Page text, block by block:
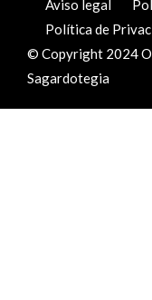
Aviso legal
Política de
© Copyright 2024
Sagardotegia